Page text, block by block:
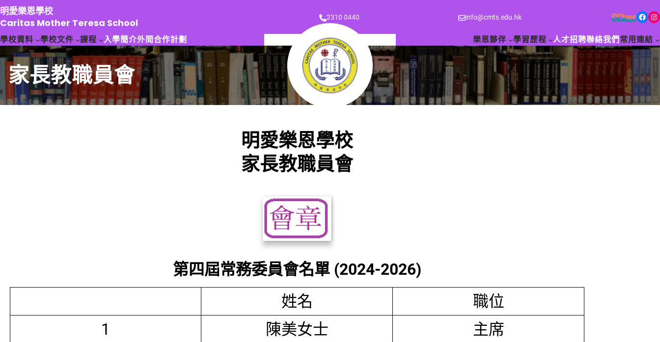
跳
至
主
要
容
明愛樂恩學校
Caritas Mother Teresa School
2310 0440 info@cmts.edu.hk Facebook Instagram
學校資料 學校文件 課程 入學簡介外間合作計劃 樂恩夥伴 學習歷程 人才招聘聯絡我們 常用連結
家長教職員會
明愛樂恩學校
家長教職員會
第四屆常務委員會名單 (2024-2026)
姓名
職位
1
陳美女士
主席